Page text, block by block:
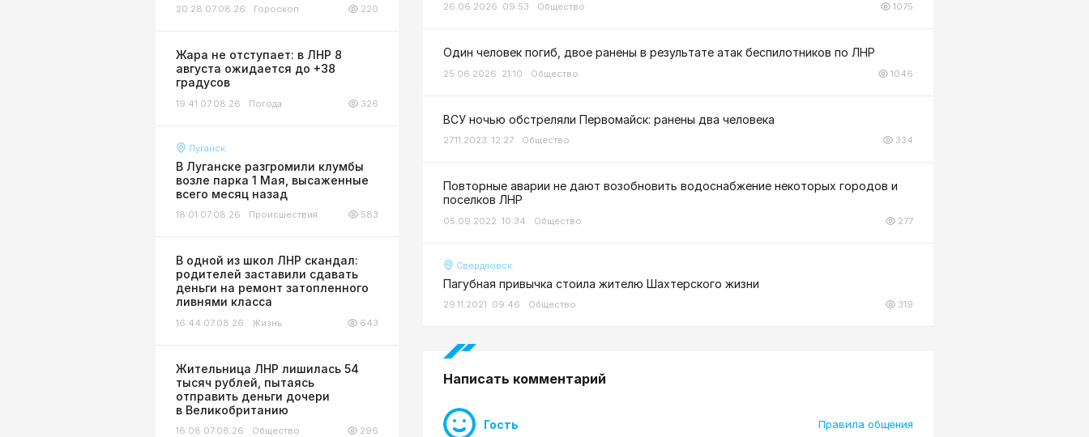
20:28 07.08.26 Гороскоп 220
Жара не отступает: в ЛНР 8
августа ожидается до +38
градусов
19:41 07.08.26 Погода 326
Луганск
В Луганске разгромили клумбы
возле парка 1 Мая, высаженные
всего месяц назад
18:01 07.08.26 Происшествия 583
В одной из школ ЛНР скандал:
родителей заставили сдавать
деньги на ремонт затопленного
ливнями класса
16:44 07.08.26 Жизнь 643
Жительница ЛНР лишилась 54
тысяч рублей, пытаясь
отправить деньги дочери
в Великобританию
16:08 07.08.26 Общество 296
26.06.2026 09:53 Общество 1075
Один человек погиб, двое ранены в результате атак беспилотников по ЛНР
25.06.2026 21:10 Общество 1046
ВСУ ночью обстреляли Первомайск: ранены два человека
27.11.2023 12:27 Общество 334
Повторные аварии не дают возобновить водоснабжение некоторых городов и
поселков ЛНР
05.09.2022 10:34 Общество 277
Свердловск
Пагубная привычка стоила жителю Шахтерского жизни
29.11.2021 09:46 Общество 319
Написать комментарий
Гость Правила общения